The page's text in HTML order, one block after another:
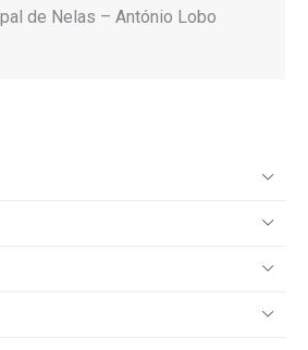
de Nelas – António Lobo